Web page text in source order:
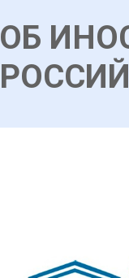
ОБ